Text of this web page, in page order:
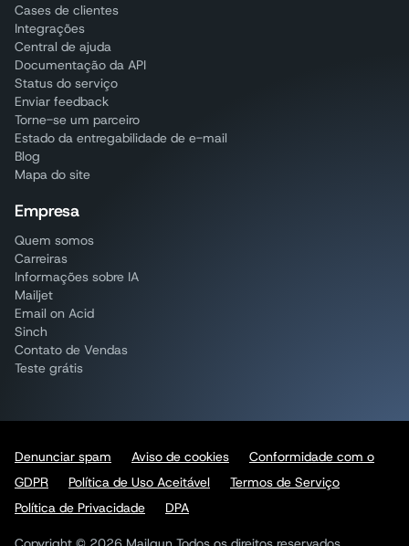
Cases de clientes
Integrações
Central de ajuda
Documentação da API
Status do serviço
Enviar feedback
Torne-se um parceiro
Estado da entregabilidade de e-mail
Blog
Mapa do site
Empresa
Quem somos
Carreiras
Informações sobre IA
Mailjet
Email on Acid
Sinch
Contato de Vendas
Teste grátis
Denunciar spam Aviso de cookies
Conformidade com o
GDPR
Política de Uso Aceitável
Termos de Serviço
Política de Privacidade
DPA